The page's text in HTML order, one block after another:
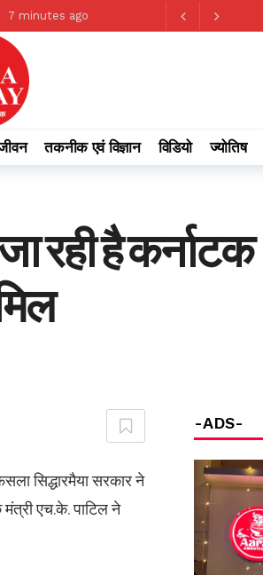
7 minutes ago
ago
सहारा 17 hours ago
तकनीक एवं विज्ञान विडियो ज्योतिष
रही है कर्नाटक
सिद्धारमैया सरकार ने
एच.के. पाटिल ने
-ADS-